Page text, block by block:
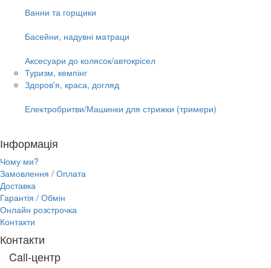
Ванни та горщики
Басейни, надувні матраци
Аксесуари до колясок/автокрісел
Туризм, кемпінг
Здоров'я, краса, догляд
Електробритви/Машинки для стрижки (тримери)
Інформація
Чому ми?
Замовлення / Оплата
Доставка
Гарантія / Обмін
Онлайн розстрочка
Контакти
Контакти
Call-центр